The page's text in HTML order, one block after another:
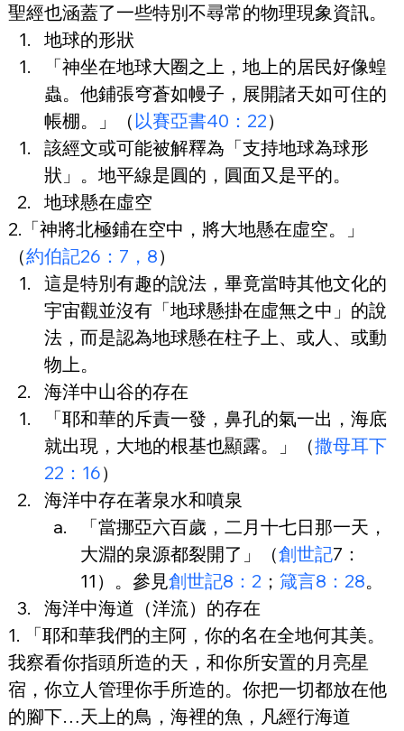
聖經也涵蓋了一些特別不尋常的物理現象資訊。
地球的形狀
「神坐在地球大圈之上，地上的居民好像蝗
蟲。他鋪張穹蒼如幔子，展開諸天如可住的
帳棚。」（以賽亞書40：22）
該經文或可能被解釋為「支持地球為球形
狀」。地平線是圓的，圓面又是平的。
地球懸在虛空
2.「神將北極鋪在空中，將大地懸在虛空。」
（約伯記26：7，8）
這是特別有趣的說法，畢竟當時其他文化的
宇宙觀並沒有「地球懸掛在虛無之中」的說
法，而是認為地球懸在柱子上、或人、或動
物上。
海洋中山谷的存在
「耶和華的斥責一發，鼻孔的氣一出，海底
就出現，大地的根基也顯露。」（撒母耳下
22：16）
海洋中存在著泉水和噴泉
「當挪亞六百歲，二月十七日那一天，
大淵的泉源都裂開了」（創世記7：
11）。參見創世記8：2 ； 箴言8：28。
海洋中海道（洋流）的存在
1. 「耶和華我們的主阿，你的名在全地何其美。
我察看你指頭所造的天，和你所安置的月亮星
宿，你立人管理你手所造的。你把一切都放在他
的腳下…天上的鳥，海裡的魚，凡經行海道